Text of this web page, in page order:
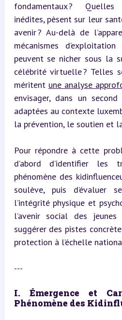
fondamentaux ?
inédites, pèsent sur leur
avenir ? Au-delà de
mécanismes
peuvent se nicher sous la
célébrité virtuelle ? Telles
méritent une analyse
envisager, dans un
adaptées au contexte
la prévention, le soutien et
Pour répondre à cette
d’abord d’identifier les
phénomène des
soulève, puis d’évaluer
l’intégrité physique et
l’avenir social des
suggérer des pistes
protection à l’échelle
---
I. Émergence et
Phénomène des